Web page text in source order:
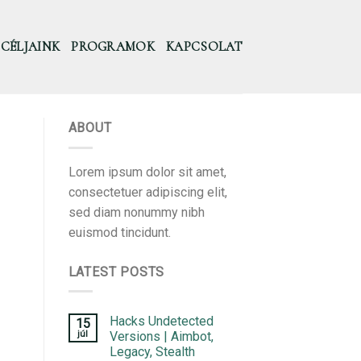
CÉLJAINK PROGRAMOK KAPCSOLAT
ABOUT
Lorem ipsum dolor sit amet,
consectetuer adipiscing elit,
sed diam nonummy nibh
euismod tincidunt.
LATEST POSTS
15
júl
Hacks Undetected
Versions | Aimbot,
Legacy, Stealth